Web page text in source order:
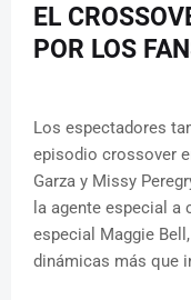
EL
POR LOS
Los espectadores
episodio crossover
Garza y Missy
la agente especial
especial Maggie
dinámicas más que